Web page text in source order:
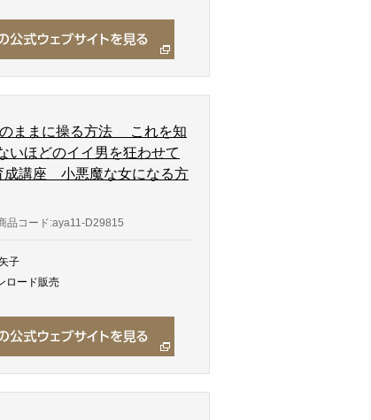
ままに操る方法 これを知
ほどのイイ男を狂わせて
成講座 小悪魔な女になる方
品コード:aya11-D29815
子
ロード販売